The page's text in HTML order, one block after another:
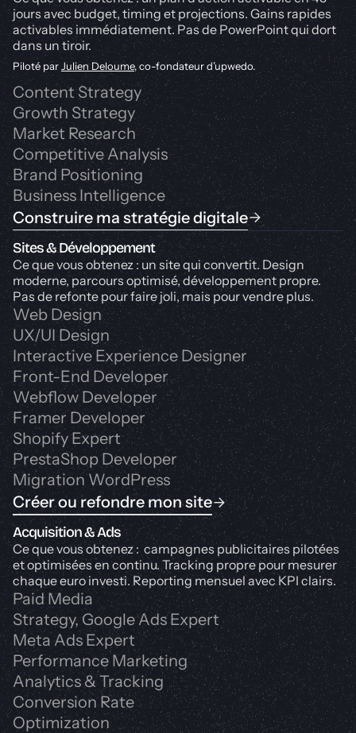
jours avec budget, timing et projections. Gains rapides
activables immédiatement. Pas de PowerPoint qui dort
dans un tiroir.
Piloté par Julien Deloume, co-fondateur d’upwedo.
Content Strategy
Growth Strategy
Market Research
Competitive Analysis
Brand Positioning
Business Intelligence
Construire ma stratégie digitale
Sites & Développement
Ce que vous obtenez : un site qui convertit. Design
moderne, parcours optimisé, développement propre.
Pas de refonte pour faire joli, mais pour vendre plus.
Web Design
UX/UI Design
Interactive Experience Designer
Front-End Developer
Webflow Developer
Framer Developer
Shopify Expert
PrestaShop Developer
Migration WordPress
Créer ou refondre mon site
Acquisition & Ads
Ce que vous obtenez : campagnes publicitaires pilotées
et optimisées en continu. Tracking propre pour mesurer
chaque euro investi. Reporting mensuel avec KPI clairs.
Paid Media
Strategy, Google Ads Expert
Meta Ads Expert
Performance Marketing
Analytics & Tracking
Conversion Rate
Optimization